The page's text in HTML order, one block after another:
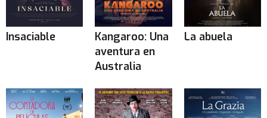
Insaciable
Kangaroo: Una
aventura en
Australia
La abuela